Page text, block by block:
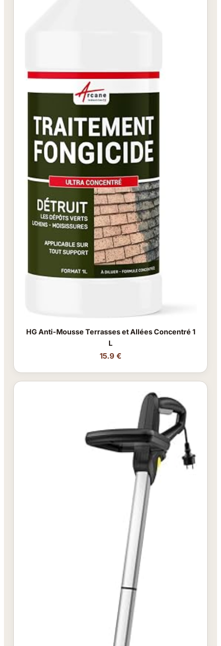
HG Anti-Mousse Terrasses et Allées Concentré 1
L
15.9 €